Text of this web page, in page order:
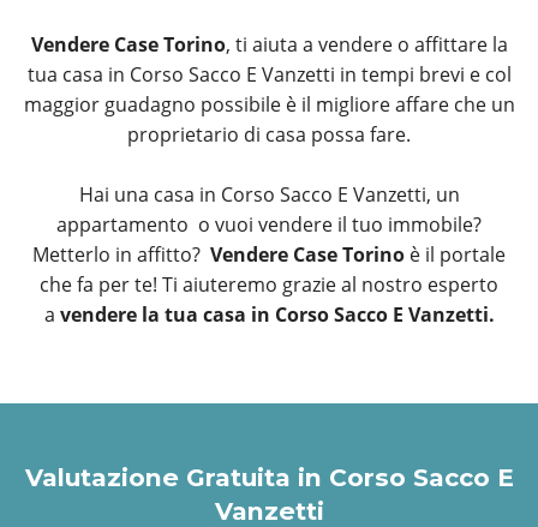
Vendere Case Torino, ti aiuta a vendere o affittare la
tua casa in Corso Sacco E Vanzetti in tempi brevi e col
maggior guadagno possibile è il migliore affare che un
proprietario di casa possa fare.
Hai una casa in Corso Sacco E Vanzetti, un
appartamento o vuoi vendere il tuo immobile?
Metterlo in affitto? Vendere Case Torino è il portale
che fa per te! Ti aiuteremo grazie al nostro esperto
a vendere la tua casa in Corso Sacco E Vanzetti.
Valutazione Gratuita in Corso Sacco E
Vanzetti